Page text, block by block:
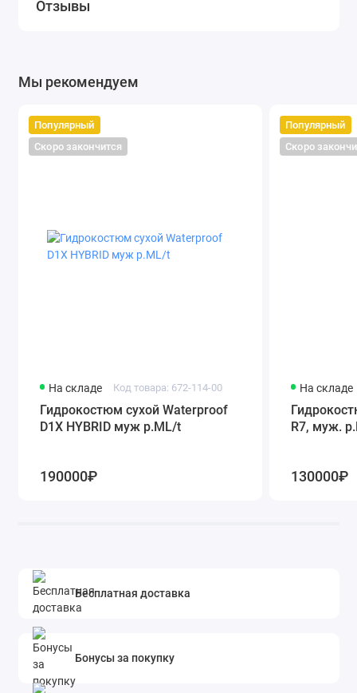
Отзывы
Мы рекомендуем
Популярный
Скоро закончится
На складе Код товара: 672-114-00
Гидрокостюм сухой Waterproof
D1X HYBRID муж р.ML/t
190000₽
Популярный
Скоро
На складе
R7, муж.
130000₽
Бесплатная доставка
Бонусы за покупку